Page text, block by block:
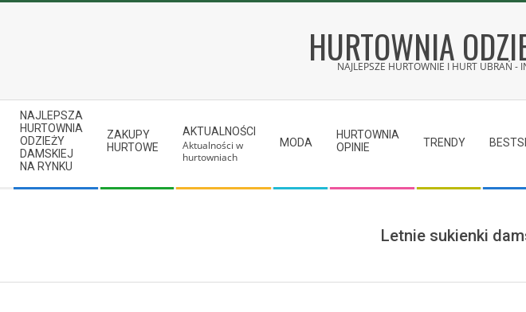
HURTOWNIA
NAJLEPSZE HURTOWNIE I HURT UBRAŃ -
Secondary
Navigation
Menu
NAJLEPSZA
HURTOWNIA
ODZIEŻY
DAMSKIEJ
NA RYNKU
ZAKUPY
HURTOWE
AKTUALNOŚCI
Aktualności w
hurtowniach
MODA
HURTOWNIA
OPINIE
TRENDY
Letnie sukienki